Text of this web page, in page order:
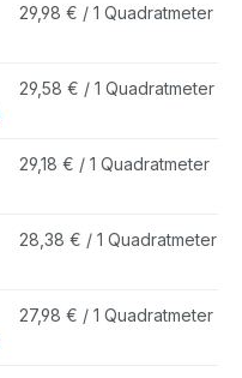
29,98 € / 1 Quadratmeter
29,58 € / 1 Quadratmeter
29,18 € / 1 Quadratmeter
28,38 € / 1 Quadratmeter
27,98 € / 1 Quadratmeter